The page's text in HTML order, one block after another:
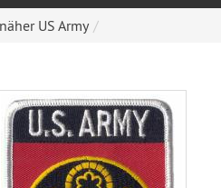
US Army